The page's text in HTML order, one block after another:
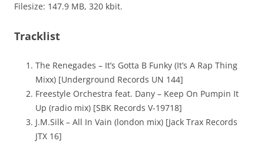
Filesize: 147.9 MB, 320 kbit.
Tracklist
The Renegades – It’s Gotta B Funky (It’s A Rap Thing
Mixx) [Underground Records UN 144]
Freestyle Orchestra feat. Dany – Keep On Pumpin It
Up (radio mix) [SBK Records V-19718]
J.M.Silk – All In Vain (london mix) [Jack Trax Records
JTX 16]